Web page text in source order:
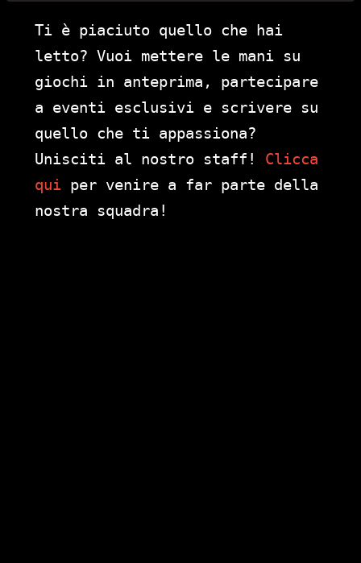
Ti è piaciuto quello che hai
letto? Vuoi mettere le mani su
giochi in anteprima, partecipare
a eventi esclusivi e scrivere su
quello che ti appassiona?
Unisciti al nostro staff! Clicca
qui per venire a far parte della
nostra squadra!